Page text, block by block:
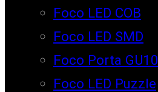
Foco LED COB
Foco LED SMD
Foco Porta GU10
Foco LED Puzzle